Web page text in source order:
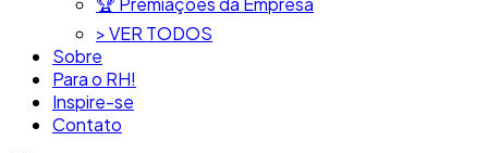
> VER TODOS
Sobre
Para o RH!
Inspire-se
Contato